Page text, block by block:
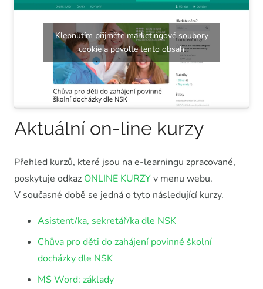
Klepnutím přijměte marketingové soubory
cookie a povolte tento obsah
Aktuální on-line kurzy
Přehled kurzů, které jsou na e-learningu zpracované,
poskytuje odkaz ONLINE KURZYv menu webu.
V současné době se jedná o tyto následující kurzy.
Asistent/ka, sekretář/ka dle NSK
Chůva pro děti do zahájení povinné školní
docházky dle NSK
MS Word: základy